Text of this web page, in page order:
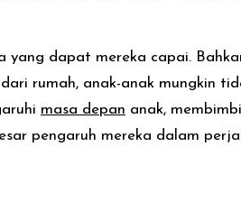
yang dapat mereka capai.
rumah, anak-anak mungkin
masa depan anak,
pengaruh mereka dalam